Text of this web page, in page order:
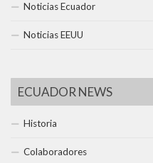
Noticias Ecuador
Noticias EEUU
ECUADOR NEWS
Historia
Colaboradores